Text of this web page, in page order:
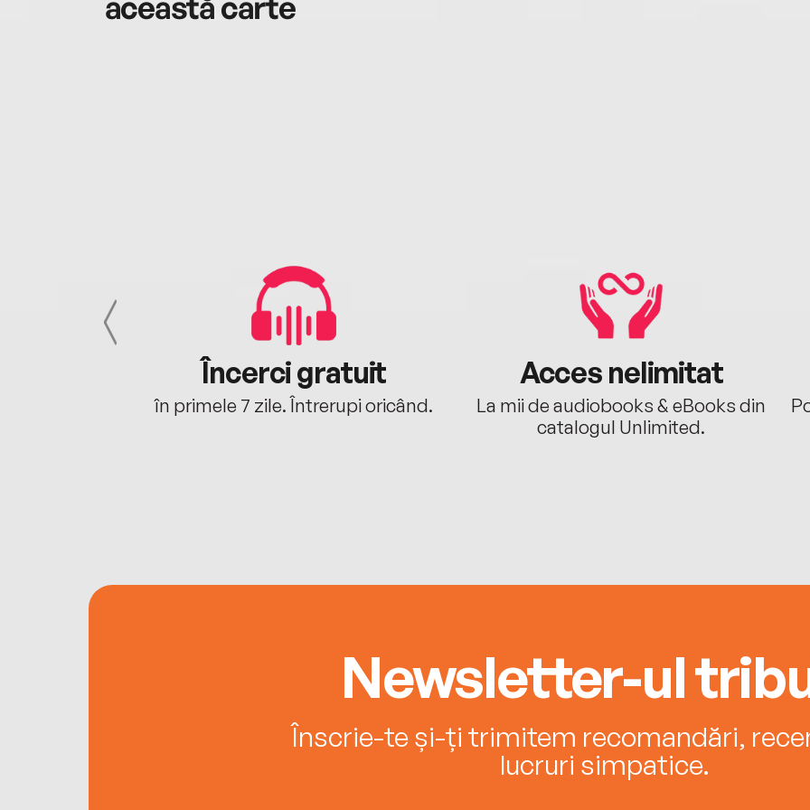
Încerci gratuit
în primele 7 zile. Întrerupi oricând.
Acces nelimitat
La mii de audiobooks & eBooks din
catalogul Unlimited.
Newsletter-ul
Înscrie-te și-ți trimitem recomandări,
lucruri simpatice.